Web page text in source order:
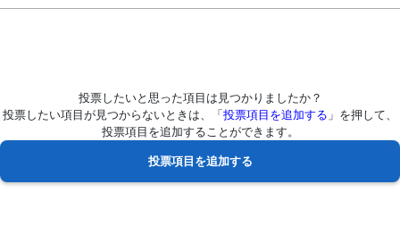
投票したいと思った項目は見つかりましたか？
投票したい項目が見つからないときは、「 投票項目を追加する 」を押して、
投票項目を追加することができます。